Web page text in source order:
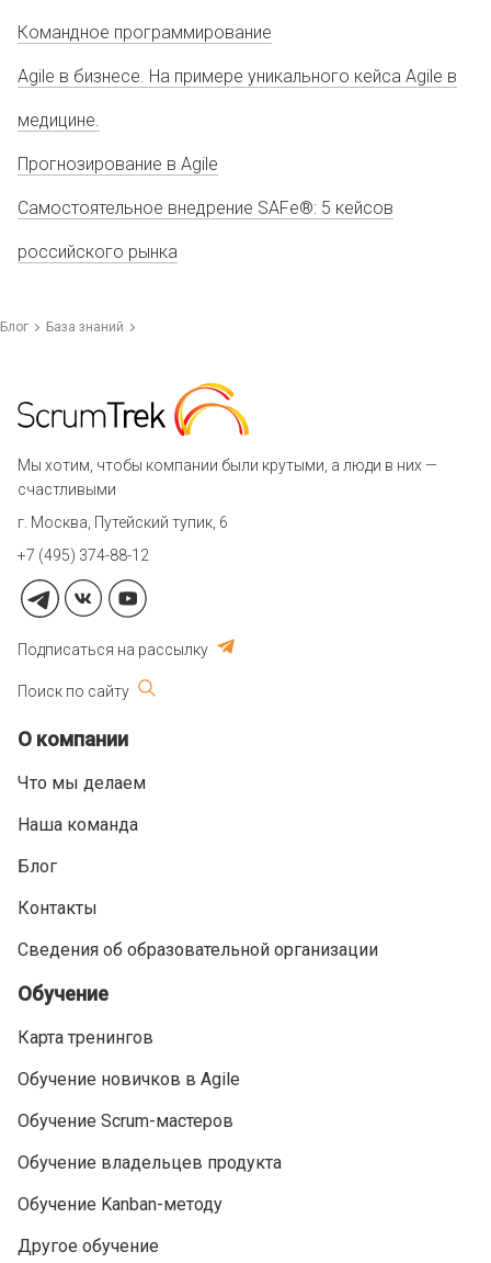
Командное программирование
Agile в бизнесе. На примере уникального кейса Agile в
медицине.
Прогнозирование в Agile
Самостоятельное внедрение SAFe®: 5 кейсов
российского рынка
Блог База знаний
Мы хотим, чтобы компании были крутыми, а люди в них —
счастливыми
г. Москва, Путейский тупик, 6
+7 (495) 374-88-12
Подписаться на рассылку
Поиск по сайту
О компании
Что мы делаем
Наша команда
Блог
Контакты
Сведения об образовательной организации
Обучение
Карта тренингов
Обучение новичков в Agile
Обучение Scrum-мастеров
Обучение владельцев продукта
Обучение Kanban-методу
Другое обучение